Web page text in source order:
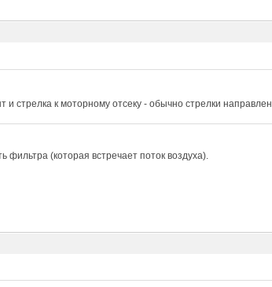
стрелка к моторному отсеку - обычно стрелки
фильтра (которая встречает поток воздуха).